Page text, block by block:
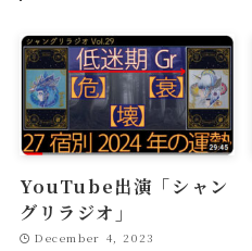
YouTube出演「シャン
グリラジオ」
December 4, 2023